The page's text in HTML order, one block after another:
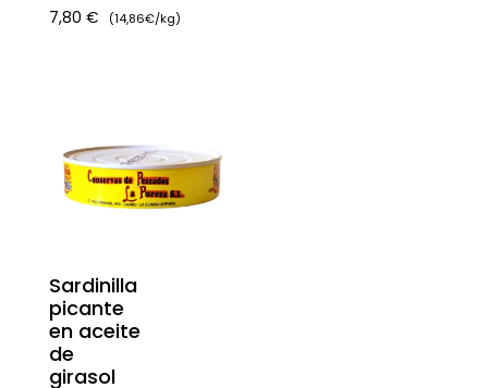
7,80 € (14,86€/kg)
Sardinilla
picante
en aceite
de
girasol